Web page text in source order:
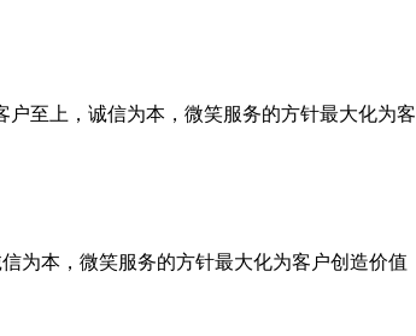
至上，诚信为本，微笑服务的方针最大化为客
为本，微笑服务的方针最大化为客户创造价值